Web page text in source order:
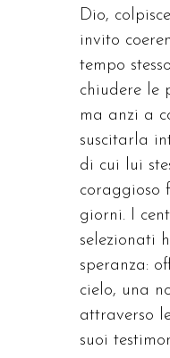
Dio,
invito
tempo
chiudere le
ma anzi a
suscitarla
di cui lui
coraggioso
giorni. I
selezionati
speranza:
cielo, una
attraverso
suoi